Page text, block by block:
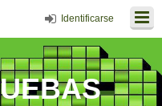
Identificarse